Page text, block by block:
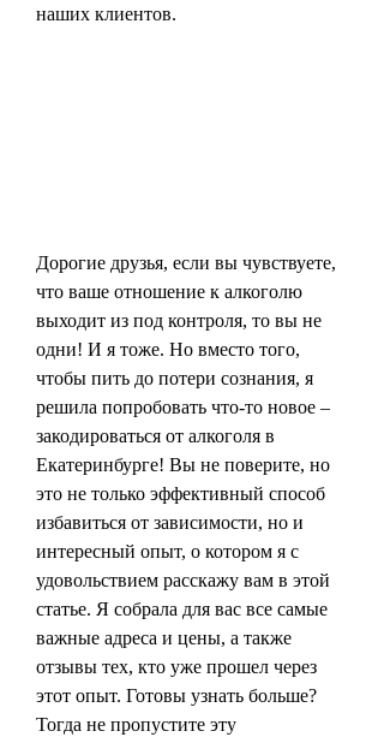
наших клиентов.
Дорогие друзья, если вы чувствуете,
что ваше отношение к алкоголю
выходит из под контроля, то вы не
одни! И я тоже. Но вместо того,
чтобы пить до потери сознания, я
решила попробовать что-то новое –
закодироваться от алкоголя в
Екатеринбурге! Вы не поверите, но
это не только эффективный способ
избавиться от зависимости, но и
интересный опыт, о котором я с
удовольствием расскажу вам в этой
статье. Я собрала для вас все самые
важные адреса и цены, а также
отзывы тех, кто уже прошел через
этот опыт. Готовы узнать больше?
Тогда не пропустите эту